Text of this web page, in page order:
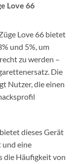
Love 66
Love 66 bietet
und 5%, um
zu werden –
Die
Nutzer, die einen
dieses Gerät
und eine
die Häufigkeit von